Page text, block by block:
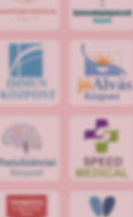
IMMUN
KÖZPONT
jóAlvás
Központ